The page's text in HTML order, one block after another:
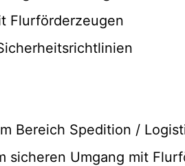
Flurförderzeugen
Bereich Spedition /
sicheren Umgang mit